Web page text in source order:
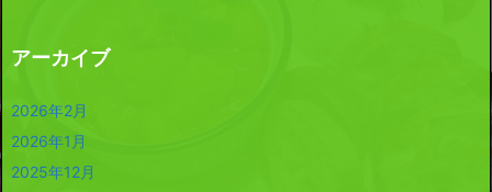
アーカイブ
2026年2月
2026年1月
2025年12月